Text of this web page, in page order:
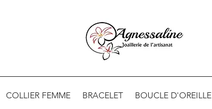
COLLIER FEMME BRACELET BOUCLE D'OREILLE